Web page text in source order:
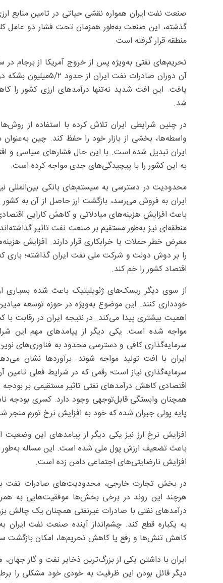
صنعت نفت ایران همواره نقشی حیاتی در تامین منابع
گذشته، این صنعت به‌طور همزمان تحت فشار دو عامل
منطقه قرار گرفته است.
یافت. این افت شدید نه‌تنها درآمدهای ارزی کشور را
شد.
در چنین شرایطی ایران تلاش کرده با استفاده از
واسطه‌ها، بخشی از بازار خود را حفظ کند. چین
ایران تبدیل شده است. با این حال فشارهای سیاسی و
به این کشور را با پیچیدگی‌های جدی مواجه کرده است.
محدودیت در دسترسی به سیستم‌های بانکی
ایران به فروش می‌رسد، بازگشت ارز حاصل از آن به
باعث افزایش هزینه‌های مبادلاتی و کاهش کارایی
منطقه‌ای نیز به‌طور مستقیم بر صنعت نفت تاثیر
معرض خطر حملات یا خرابکاری قرار دارند. افزایش
را بر دوش دولت و شرکت ملی نفت ایران گذاشته؛ باری
اقتصاد کشور را خم کند.
از سوی دیگر ریسک‌های ژئوپلیتیک باعث شده بسیاری
خودداری کنند. این موضوع به‌ویژه در حوزه توسعه
اهمیت بیشتری پیدا می‌کند. در نتیجه ایران در رقابت
مواجه شده است. یکی دیگر از پیامدهای مهم این
سرمایه‌گذاری کافی و دسترسی محدود به فناوری‌های
ایران با افت تولید مواجه شوند. برآوردها نشان
سرمایه‌گذاری نیاز است؛ رقمی که در شرایط فعلی
اقتصادی کاهش درآمدهای نفتی تاثیر مستقیمی بر
همچنان وابستگی قابل‌توجهی وجود دارد. کسری بودجه
پایه پولی جبران شده که خود به افزایش نرخ تورم
افزایش نرخ ارز نیز یکی دیگر از پیامدهای این وضعیت
باعث تضعیف ارزش پول ملی شده است. این مساله به‌طور
افزایش نارضایتی‌های اجتماعی دامن زده است.
در بخش تجارت خارجی، محدودیت‌های صادرات نفت
هرچند این روند در برخی بخش‌ها موفقیت‌هایی به
درآمدهای نفتی با صادرات غیرنفتی همچنان یک چالش
به یکباره قطع کند. چشم‌انداز آینده صنعت نفت
کاهش تنش‌ها و رفع یا کاهش تحریم‌ها، امکان بازگشت
ایران با داشتن یکی از بزرگ‌ترین ذخایر نفت و گاز
دیگر قائل بودن این ظرفیت به خودی خود مشکلی را